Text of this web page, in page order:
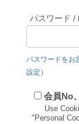
パスワード /
パスワードをお
設定）
会員No
Use
"Personal